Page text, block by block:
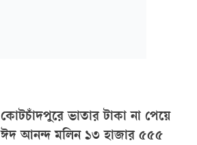
কোটচাঁদপুরে ভাতার টাকা না পেয়ে
ঈদ আনন্দ মলিন ১৩ হাজার ৫৫৫